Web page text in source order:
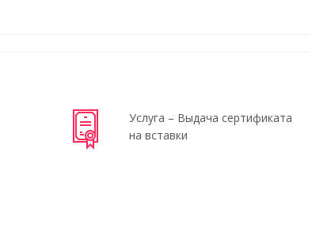
Услуга – Выдача сертификата
на вставки